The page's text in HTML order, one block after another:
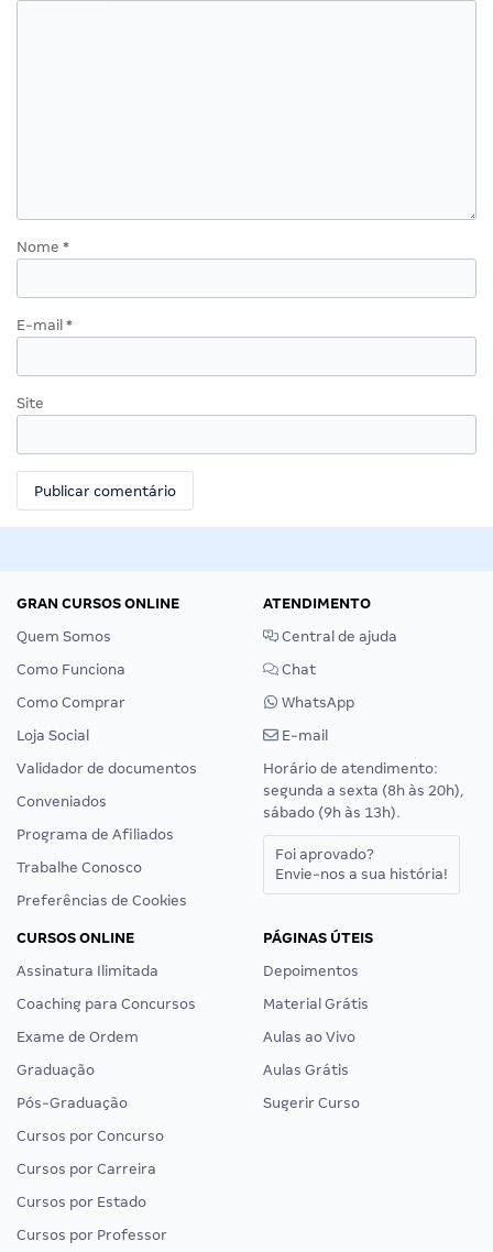
Nome *
E-mail *
Site
GRAN CURSOS ONLINE
Quem Somos
Como Funciona
Como Comprar
Loja Social
Validador de documentos
Conveniados
Programa de Afiliados
Trabalhe Conosco
Preferências de Cookies
ATENDIMENTO
Central de ajuda
Chat
WhatsApp
E-mail
Horário de atendimento:
segunda a sexta (8h às 20h),
sábado (9h às 13h).
Foi aprovado?
Envie-nos a sua história!
CURSOS ONLINE
Assinatura Ilimitada
Coaching para Concursos
Exame de Ordem
Graduação
Pós-Graduação
Cursos por Concurso
Cursos por Carreira
Cursos por Estado
Cursos por Professor
PÁGINAS ÚTEIS
Depoimentos
Material Grátis
Aulas ao Vivo
Aulas Grátis
Sugerir Curso